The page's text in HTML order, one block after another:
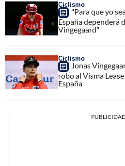
Ciclismo
"Para que yo
España dependerá
Vingegaard"
Ciclismo
Jonas
robo al Visma
España